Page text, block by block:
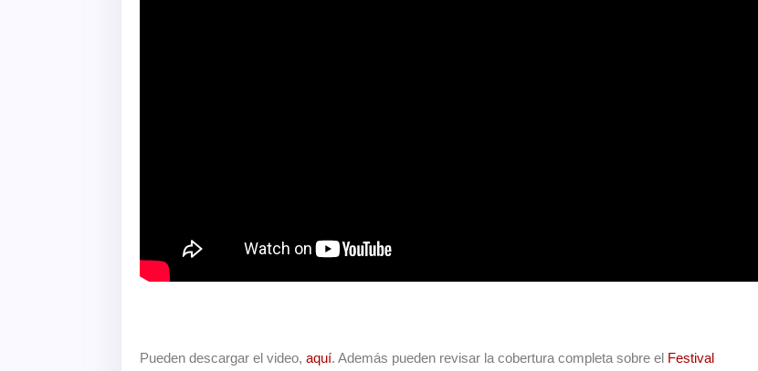
Pueden descargar el video, aquí. Además pueden revisar la cobertura completa sobre el Festival